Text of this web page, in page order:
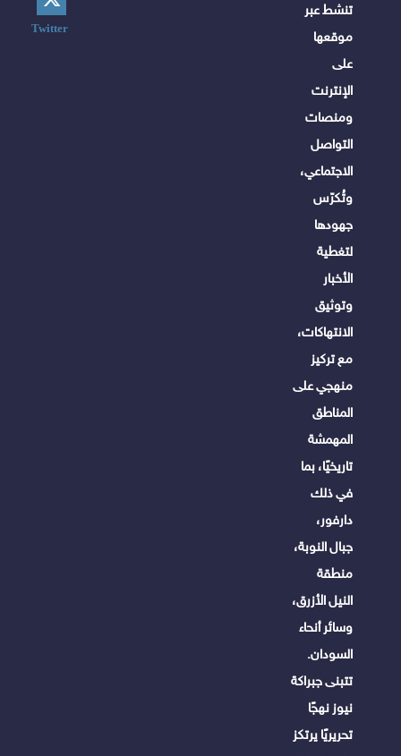
تنشط عبر
موقعها
على
الإنترنت
ومنصات
التواصل
الاجتماعي،
وتُكرّس
جهودها
لتغطية
الأخبار
وتوثيق
الانتهاكات،
مع تركيز
منهجي على
المناطق
المهمشة
تاريخيًا، بما
في ذلك
دارفور،
جبال النوبة،
منطقة
النيل الأزرق،
وسائر أنحاء
السودان.
تتبنى جبراكة
نيوز نهجًا
تحريريًا يرتكز
Twitter